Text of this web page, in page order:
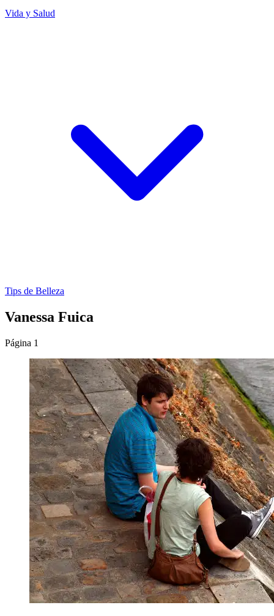
Vida y Salud
Tips de Belleza
Vanessa Fuica
Página 1